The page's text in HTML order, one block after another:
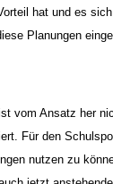
hat und es
Planungen
vom Ansatz her
Für den
nutzen zu